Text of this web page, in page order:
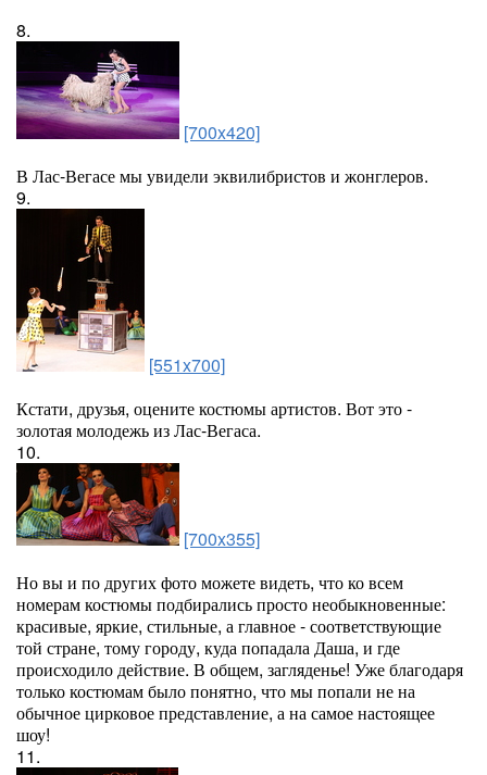
8.
[700x420]
В Лас-Вегасе мы увидели эквилибристов и жонглеров.
9.
[551x700]
Кстати, друзья, оцените костюмы артистов. Вот это -
золотая молодежь из Лас-Вегаса.
10.
[700x355]
Но вы и по других фото можете видеть, что ко всем
номерам костюмы подбирались просто необыкновенные:
красивые, яркие, стильные, а главное - соответствующие
той стране, тому городу, куда попадала Даша, и где
происходило действие. В общем, загляденье! Уже благодаря
только костюмам было понятно, что мы попали не на
обычное цирковое представление, а на самое настоящее
шоу!
11.